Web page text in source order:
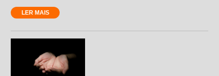
LER MAIS